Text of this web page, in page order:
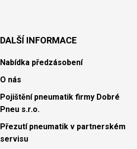
DALŠÍ INFORMACE
Nabídka předzásobení
O nás
Pojištění pneumatik firmy Dobré
Pneu s.r.o.
Přezutí pneumatik v partnerském
servisu